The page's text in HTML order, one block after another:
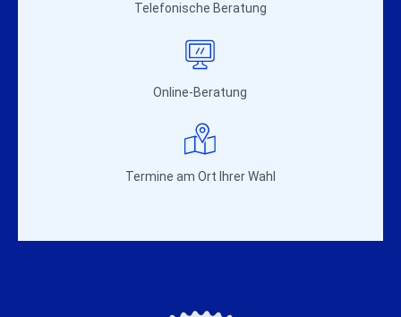
Telefonische Beratung
Online-Beratung
Termine am Ort Ihrer Wahl